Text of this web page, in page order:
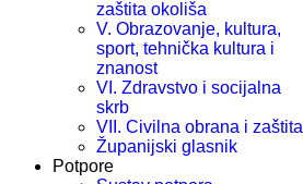
zaštita okoliša
V. Obrazovanje, kultura,
sport, tehnička kultura i
znanost
VI. Zdravstvo i socijalna
skrb
VII. Civilna obrana i zaštita
Županijski glasnik
Potpore